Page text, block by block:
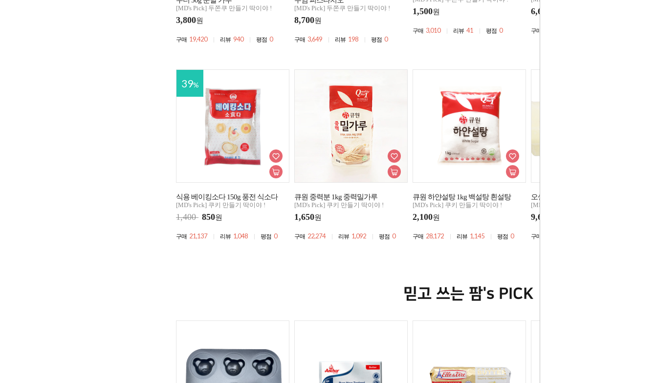
[MD's Pick] 두쫀쿠 만들기 딱이야 !
3,800원
구매 19,420 리뷰 940 평점 0
[MD's Pick] 두쫀쿠 만들기 딱이야 !
8,700원
구매 3,649 리뷰 198 평점 0
1,500원
구매 3,010 리뷰 41 평점 0
6,600
구매
39%
식용 베이킹소다 150g 풍전 식소다
[MD's Pick] 쿠키 만들기 딱이야 !
1,400 850원
구매 21,137 리뷰 1,048 평점 0
큐원 중력분 1kg 중력밀가루
[MD's Pick] 쿠키 만들기 딱이야 !
1,650원
구매 22,274 리뷰 1,092 평점 0
큐원 하얀설탕 1kg 백설탕 흰설탕
[MD's Pick] 쿠키 만들기 딱이야 !
2,100원
구매 28,172 리뷰 1,145 평점 0
오셀카 버터 500g 무염버터
[MD's Pick] 쿠키 만들기 딱이야 !
9,600
구매
믿고 쓰는 팜's PICK